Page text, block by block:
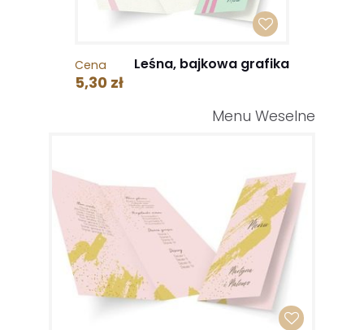
Cena
5,30 zł
Leśna, bajkowa grafika
Menu Weselne